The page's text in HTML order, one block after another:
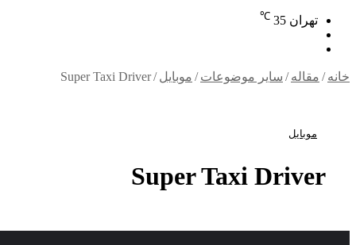
تهران 35
℃
خانه / مقاله / سایر موضوعات / موبایل /
Super Taxi Driver
موبایل
Super Taxi Driver